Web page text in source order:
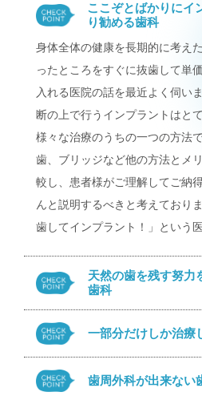
ここぞとばかりにイ
り勧める歯科
身体全体の健康を長期的に考え
ったところをすぐに抜歯して単
入れる医院の話を最近よく伺い
断の上で行うインプラントはと
様々な治療のうちの一つの方法
歯、ブリッジなど他の方法とメ
較し、患者様がご理解してご納
んと説明するべきと考えており
歯してインプラント！」という
天然の歯を残す努力
歯科
一部分だけしか治療
歯周外科が出来ない